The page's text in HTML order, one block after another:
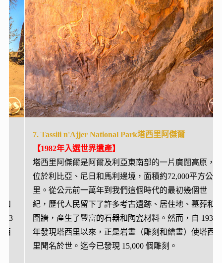
7. Tassili n'Ajjer National Park塔西里阿傑爾
【1982年入選世界遺產】
塔西里阿傑爾是阿爾及利亞東南部的一片廣闊高原，
位於利比亞、尼日和馬利邊境，面積約72,000平方公
里。從公元前一萬年到我們這個時代的最初幾個世
紀，歷代人民留下了許多考古遺跡、居住地、墓葬和
圍牆，產生了豐富的石器和陶瓷材料。然而，自 1933
年發現塔西里以來，正是岩畫（雕刻和繪畫）使塔西
里聞名於世。迄今已發現 15,000 個雕刻。